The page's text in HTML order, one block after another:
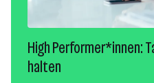
High Performer*innen:
halten